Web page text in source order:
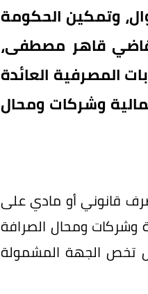
وتمكين الحكومة
قاهر مصطفى،
المصرفية العائدة
وشركات ومحال
قانوني أو مادي على
وشركات ومحال الصرافة
تخص الجهة المشمولة